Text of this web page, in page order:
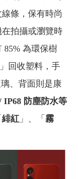
條，保有時尚
拍攝或瀏覽時
85% 為環保樹
回收塑料，手
、背面則是康
IP68 防塵防水等
緋紅 」、「 霧